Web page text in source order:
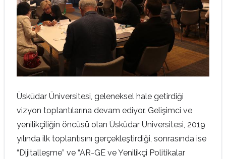
Üsküdar Üniversitesi, geleneksel hale getirdiği
vizyon toplantılarına devam ediyor. Gelişimci ve
yenilikçiliğin öncüsü olan Üsküdar Üniversitesi, 2019
yılında ilk toplantısını gerçekleştirdiği, sonrasında ise
“Dijitalleşme” ve “AR-GE ve Yenilikçi Politikalar